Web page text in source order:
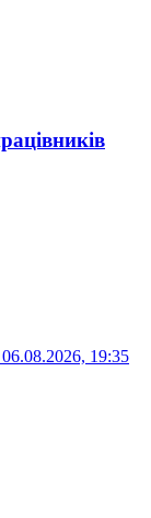
06.08.2026, 19:35